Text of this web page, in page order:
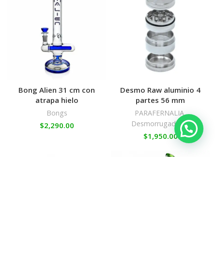
Bong Alien 31 cm con
atrapa hielo
Bongs
$2,290.00
Desmo Raw aluminio 4
partes 56 mm
PARAFERNALIA,
Desmorrugadores
$1,950.00